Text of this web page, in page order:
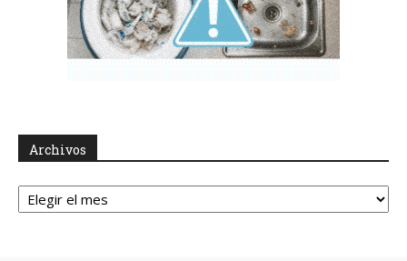
Archivos
Archivos